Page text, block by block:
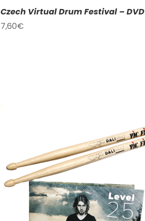
Czech Virtual Drum Festival – DVD
7,60€
PŘIDAT DO KOŠÍKU / DETAILY